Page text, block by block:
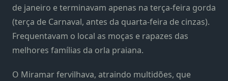
de janeiro e terminavam apenas na terça-feira gorda
(terça de Carnaval, antes da quarta-feira de cinzas).
Frequentavam o local as moças e rapazes das
melhores famílias da orla praiana.
O Miramar fervilhava, atraindo multidões, que